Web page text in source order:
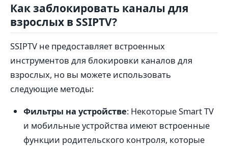
Как заблокировать каналы для
взрослых в SSIPTV?
SSIPTV не предоставляет встроенных
инструментов для блокировки каналов для
взрослых, но вы можете использовать
следующие методы:
Фильтры на устройстве: Некоторые Smart TV
и мобильные устройства имеют встроенные
функции родительского контроля, которые